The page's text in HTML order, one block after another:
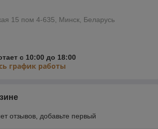
15 пом 4-635, Минск, Беларусь
с 10:00 до 18:00
график работы
отзывов, добавьте первый